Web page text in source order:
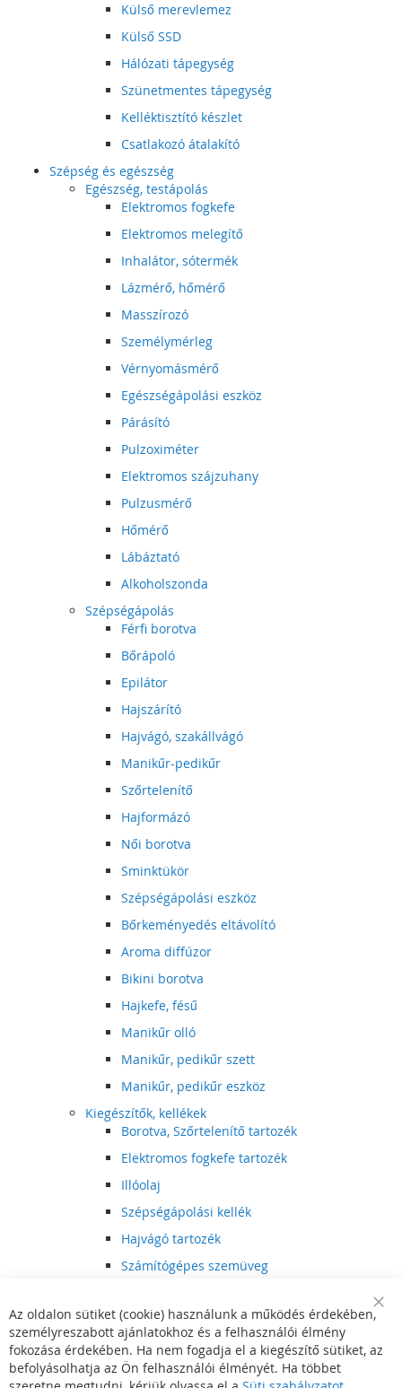
Külső merevlemez
Külső SSD
Hálózati tápegység
Szünetmentes tápegység
Kelléktisztító készlet
Csatlakozó átalakító
Szépség és egészség
Egészség, testápolás
Elektromos fogkefe
Elektromos melegítő
Inhalátor, sótermék
Lázmérő, hőmérő
Masszírozó
Személymérleg
Vérnyomásmérő
Egészségápolási eszköz
Párásító
Pulzoximéter
Elektromos szájzuhany
Pulzusmérő
Hőmérő
Lábáztató
Alkoholszonda
Szépségápolás
Férfi borotva
Bőrápoló
Epilátor
Hajszárító
Hajvágó, szakállvágó
Manikűr-pedikűr
Szőrtelenítő
Hajformázó
Női borotva
Sminktükör
Szépségápolási eszköz
Bőrkeményedés eltávolító
Aroma diffúzor
Bikini borotva
Hajkefe, fésű
Manikűr olló
Manikűr, pedikűr szett
Manikűr, pedikűr eszköz
Kiegészítők, kellékek
Borotva, Szőrtelenítő tartozék
Elektromos fogkefe tartozék
Illóolaj
Szépségápolási kellék
Hajvágó tartozék
Számítógépes szemüveg
Hajvágó kiegészítő
Szórakoztató elektronika
Multimédia
DVD, BluRay lejátszó
Bar
Az oldalon sütiket (cookie) használunk a működés érdekében,
személyreszabott ajánlatokhoz és a felhasználói élmény
fokozása érdekében. Ha nem fogadja el a kiegészítő sütiket, az
befolyásolhatja az Ön felhasználói élményét. Ha többet